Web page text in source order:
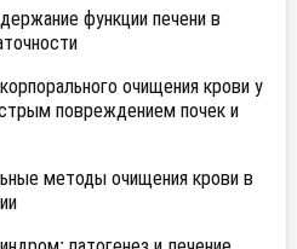
функции печени в
очищения крови у
повреждением почек и
методы очищения крови в